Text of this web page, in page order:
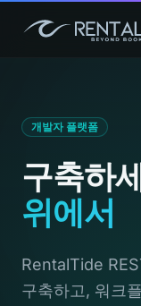
개발자 플랫폼
구축하
위에서
RentalTide
구축하고, 워크